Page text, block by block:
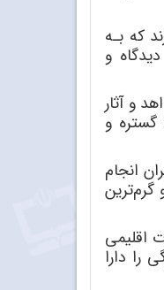
که بـه
و
و آثار
گستره و
ایران انجام
اقلیمی
را دارا